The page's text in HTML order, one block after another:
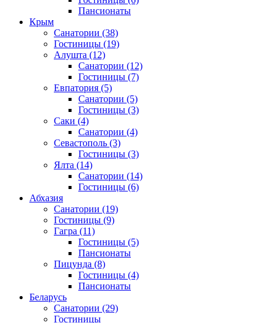
Пансионаты
Крым
Санатории (38)
Гостиницы (19)
Алушта (12)
Санатории (12)
Гостиницы (7)
Евпатория (5)
Санатории (5)
Гостиницы (3)
Саки (4)
Санатории (4)
Севастополь (3)
Гостиницы (3)
Ялта (14)
Санатории (14)
Гостиницы (6)
Абхазия
Санатории (19)
Гостиницы (9)
Гагра (11)
Гостиницы (5)
Пансионаты
Пицунда (8)
Гостиницы (4)
Пансионаты
Беларусь
Санатории (29)
Гостиницы